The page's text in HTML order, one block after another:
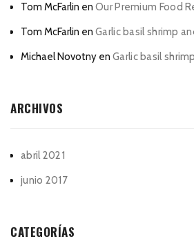
Tom McFarlin en Our Premium Food
Tom McFarlin en Garlic basil shrimp
Michael Novotny en Garlic basil
ARCHIVOS
abril 2021
junio 2017
CATEGORÍAS